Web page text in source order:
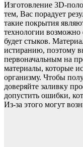
Изготовление 3D-
тем, Вас порадует
такие покрытия
технологии возможно
будет стыков.
истиранию, поэтому
первоначальным на
материалы, которые
организму. Чтобы
доверяйте заливку
допустить ошибки,
Из-за этого могут